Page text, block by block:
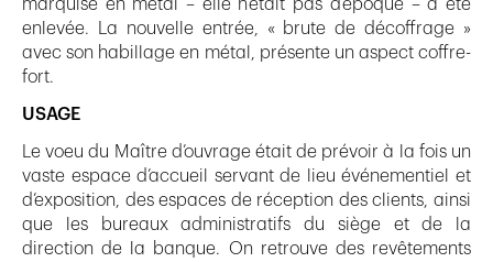
marquise en métal – elle n’était pas d’époque – a été
enlevée. La nouvelle entrée, « brute de décoffrage »
avec son habillage en métal, présente un aspect coffre-
fort.
USAGE
Le voeu du Maître d’ouvrage était de prévoir à la fois un
vaste espace d’accueil servant de lieu événementiel et
d’exposition, des espaces de réception des clients, ainsi
que les bureaux administratifs du siège et de la
direction de la banque. On retrouve des revêtements